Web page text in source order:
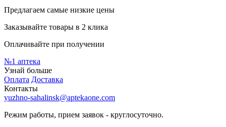
Предлагаем самые низкие цены
Заказывайте товары в 2 клика
Оплачивайте при получении
№1 аптека
Узнай больше
Оплата Доставка
Контакты
yuzhno-sahalinsk@aptekaone.com
Режим работы, прием заявок - круглосуточно.